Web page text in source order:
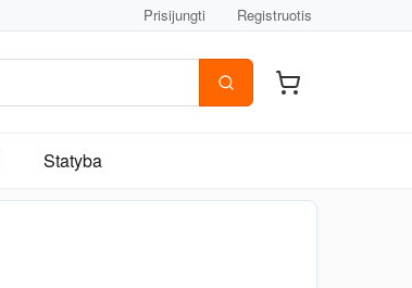
Prisijungti Registruotis
Statyba